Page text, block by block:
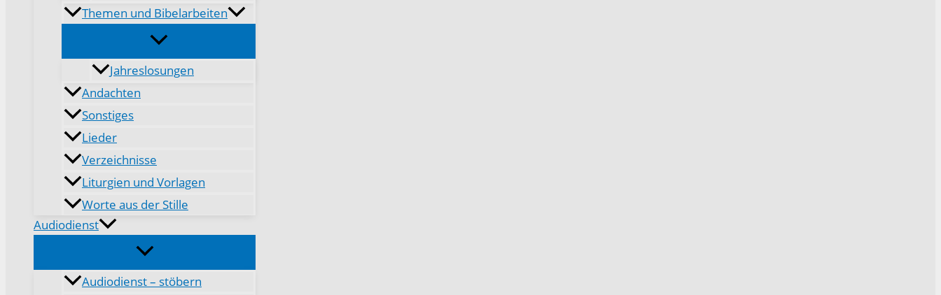
Themen und Bibelarbeiten
Jahreslosungen
Andachten
Sonstiges
Lieder
Verzeichnisse
Liturgien und Vorlagen
Worte aus der Stille
Audiodienst
Audiodienst – stöbern